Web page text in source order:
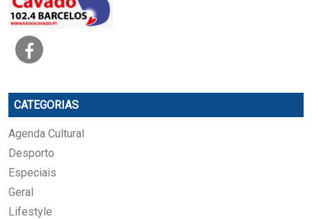
CATEGORIAS
Agenda Cultural
Desporto
Especiais
Geral
Lifestyle